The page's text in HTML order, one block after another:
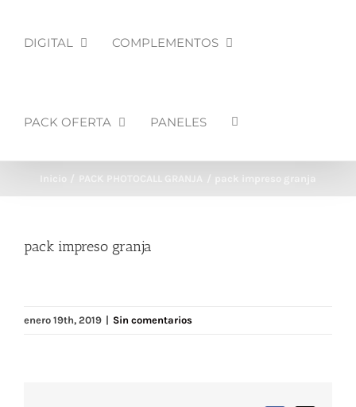
DIGITAL COMPLEMENTOS
PACK OFERTA PANELES
Inicio PACK PHOTOCALL GRANJA pack impreso granja
pack impreso granja
enero 19th, 2019 | Sin comentarios